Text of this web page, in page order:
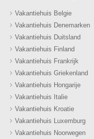
Vakantiehuis Belgie
Vakantiehuis Denemarken
Vakantiehuis Duitsland
Vakantiehuis Finland
Vakantiehuis Frankrijk
Vakantiehuis Griekenland
Vakantiehuis Hongarije
Vakantiehuis Italie
Vakantiehuis Kroatie
Vakantiehuis Luxemburg
Vakantiehuis Noorwegen